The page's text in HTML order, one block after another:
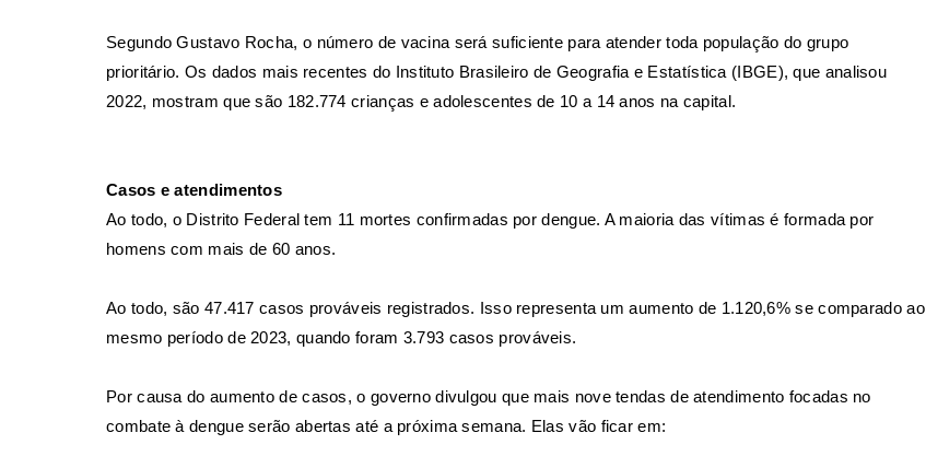
Segundo Gustavo Rocha, o número de vacina será suficiente para atender toda população do grupo
prioritário. Os dados mais recentes do Instituto Brasileiro de Geografia e Estatística (IBGE), que analisou
2022, mostram que são 182.774 crianças e adolescentes de 10 a 14 anos na capital.
Casos e atendimentos
Ao todo, o Distrito Federal tem 11 mortes confirmadas por dengue. A maioria das vítimas é formada por
homens com mais de 60 anos.
Ao todo, são 47.417 casos prováveis registrados. Isso representa um aumento de 1.120,6% se comparado ao
mesmo período de 2023, quando foram 3.793 casos prováveis.
Por causa do aumento de casos, o governo divulgou que mais nove tendas de atendimento focadas no
combate à dengue serão abertas até a próxima semana. Elas vão ficar em: